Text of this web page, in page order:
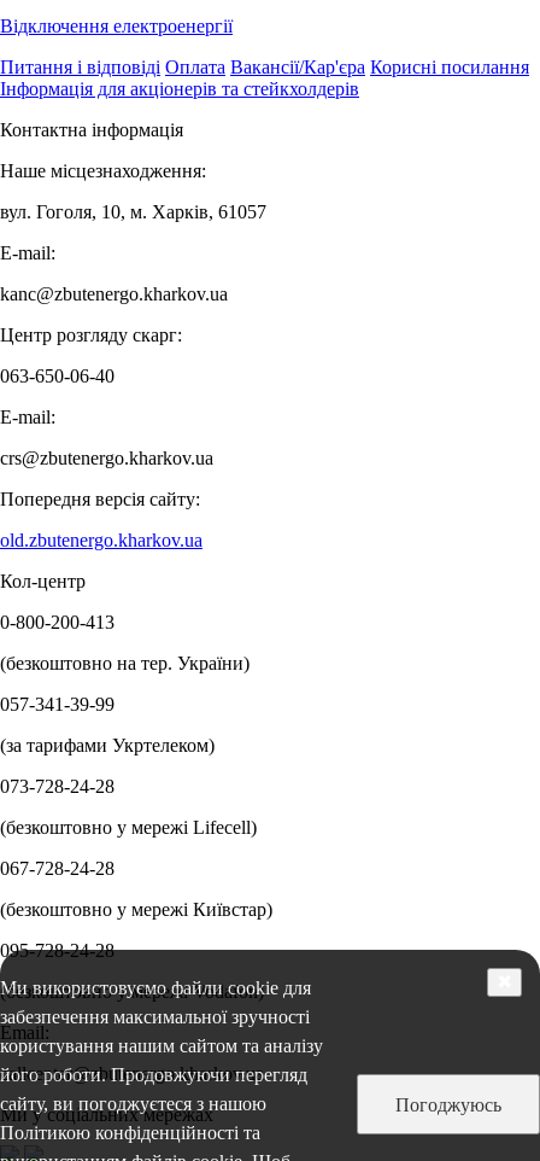
Ми використовуємо файли cookie для
забезпечення максимальної зручності
користування нашим сайтом та аналізу
його роботи. Продовжуючи перегляд
сайту, ви погоджуєтеся з нашою
Політикою конфіденційності та
Погоджуюсь
Відключення електроенергії
Питання і відповіді Оплата Вакансії/Кар'єра Корисні посилання
Інформація для акціонерів та стейкхолдерів
Контактна інформація
Наше місцезнаходження:
вул. Гоголя, 10, м. Харків, 61057
E-mail:
kanc@zbutenergo.kharkov.ua
Центр розгляду скарг:
063-650-06-40
E-mail:
crs@zbutenergo.kharkov.ua
Попередня версія сайту:
old.zbutenergo.kharkov.ua
Кол-центр
0-800-200-413
(безкоштовно на тер. України)
057-341-39-99
(за тарифами Укртелеком)
073-728-24-28
(безкоштовно у мережі Lifecell)
067-728-24-28
(безкоштовно у мережі Київстар)
095-728-24-28
(безкоштовно у мережі Vodafon)
Email:
callcenter@zbutenergo.kharkov.ua
Ми у соціальних мережах